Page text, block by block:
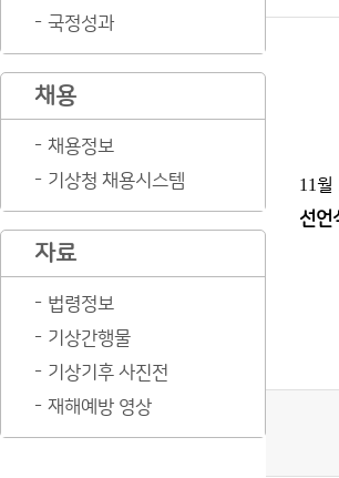
국정성과
채용
채용정보
기상청 채용시스템
자료
법령정보
기상간행물
기상기후 사진전
재해예방 영상
11월
선언